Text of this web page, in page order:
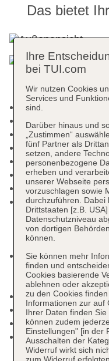
Das bietet
Check-in Zeit ab
Check-out Zeit bis
Hoteleröffnung:
Rezeption
Lift
Gartenanlage,
Pools: 2
Pool „Outdoor
Gebühr, Outdoor,
Kinder/Babypool,
Sonnenschirme:
Pool „Indoor
Gebühr, Indoor,
Liegen: gegen
Badetücher: ohne
Friseur
Arzt
Internet: WLAN/
Lobby: ohne
Ihre
bei TUI.com
Wir nutzen Cookies
Services und
sind.
Darüber hinaus und
„Zustimmen“
fünf Partner als
setzen, andere
personenbezogene
erheben und
unserer Webseite
vorzuschlagen sowie
durchzuführen. Dabei
Drittstaaten [z.B.
Datenschutzniveau
von dortigen
können.
Sie können mehr
finden und
Cookies basierende
ablehnen oder
zu den Cookies
Informationen zur auf
Ihrer Daten finden Sie
können zudem
Einstellungen" [in der
Ausschalten der
Widerruf wirkt sich
zum Widerruf